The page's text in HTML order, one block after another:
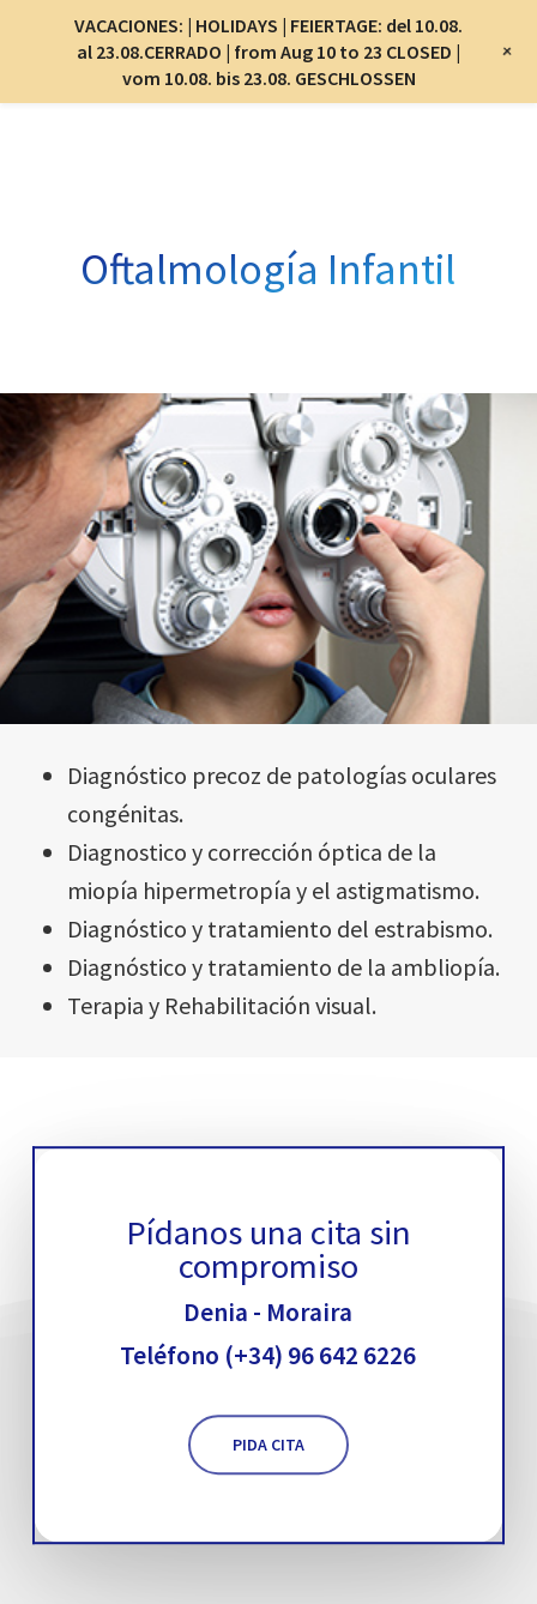
Oftalmología Infantil
Diagnóstico precoz de patologías oculares
congénitas.
Diagnostico y corrección óptica de la
miopía hipermetropía y el astigmatismo.
Diagnóstico y tratamiento del estrabismo.
Diagnóstico y tratamiento de la ambliopía.
Terapia y Rehabilitación visual.
Pídanos una cita sin
compromiso
Denia - Moraira
Teléfono (+34) 96 642 6226
PIDA CITA
VACACIONES: | HOLIDAYS | FEIERTAGE: del 10.08.
al 23.08.CERRADO | from Aug 10 to 23 CLOSED |
vom 10.08. bis 23.08. GESCHLOSSEN
+